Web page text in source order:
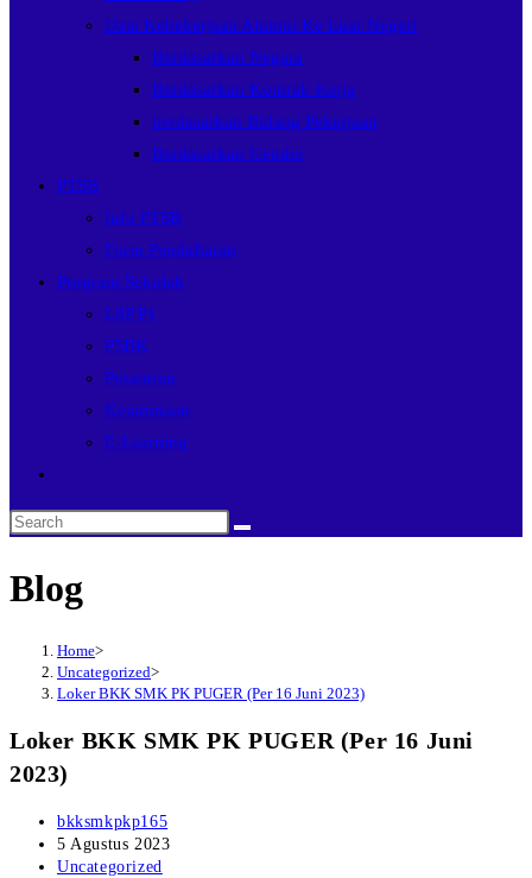
Data Kebekerjaan Alumni Ke Luar Negeri
Berdasarkan Negara
Berdasarkan Kontrak Kerja
berdasarkan Bidang Pekerjaan
Berdasarkan Gender
PTSB
Info PTSB
Form Pendaftaran
Program Sekolah
LSP P1
P5BK
Pesantren
Ketarunaan
E-Learning
Blog
Home>
Uncategorized>
Loker BKK SMK PK PUGER (Per 16 Juni 2023)
Loker BKK SMK PK PUGER (Per 16 Juni
2023)
bkksmkpkp165
5 Agustus 2023
Uncategorized